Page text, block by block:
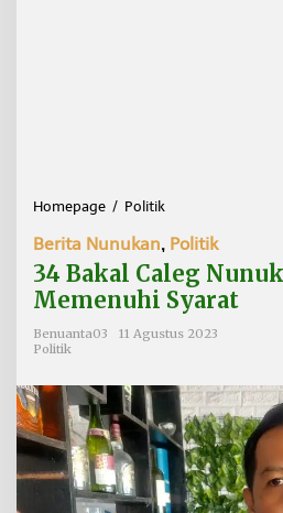
Homepage / Politik
B
a
k
a
l
g
N
u
n
u
Berita Nunukan, Politik
34 Bakal Caleg
Memenuhi Syarat
Benuanta03
11 Agustus 2023
Politik